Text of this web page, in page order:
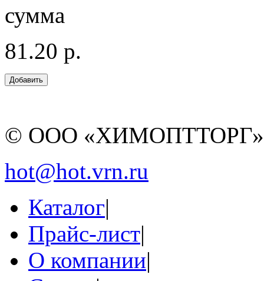
сумма
81.20 р.
© ООО
hot@hot.vrn.ru
Каталог|
Прайс-лист|
О компании|